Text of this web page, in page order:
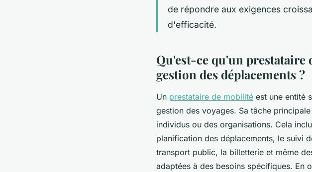
de répondre aux exigences
d'efficacité.
Qu'est-ce qu'un prestataire
gestion des déplacements ?
Un prestataire de mobilité est une entité
gestion des voyages. Sa tâche
individus ou des organisations. Cela
planification des déplacements, le suivi
transport public, la billetterie et même
adaptées à des besoins spécifiques. En